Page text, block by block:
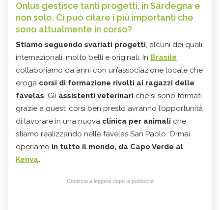
Onlus gestisce tanti progetti, in Sardegna e
non solo. Ci può citare i più importanti che
sono attualmente in corso?
Stiamo seguendo svariati progetti, alcuni dei quali
internazionali, molto belli e originali. In Brasile
collaboriamo da anni con un’associazione locale che
eroga corsi di formazione rivolti ai ragazzi delle
favelas. Gli assistenti veterinari che si sono formati
grazie a questi corsi ben presto avranno l’opportunità
di lavorare in una nuova clinica per animali che
stiamo realizzando nelle favelas San Paolo. Ormai
operiamo in tutto il mondo, da Capo Verde al
Kenya.
Continua a leggere dopo la pubblicità